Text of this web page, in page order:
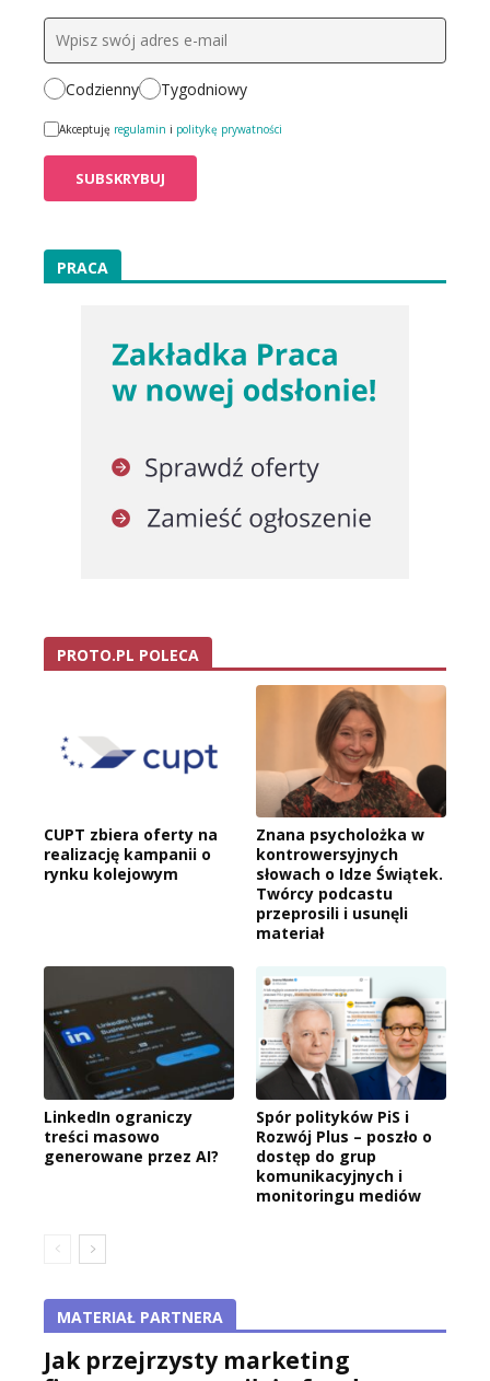
Codzienny Tygodniowy
Akceptuję regulamin i politykę prywatności
PRACA
PROTO.PL POLECA
CUPT zbiera oferty na
realizację kampanii o
rynku kolejowym
Znana psycholożka w
kontrowersyjnych
słowach o Idze Świątek.
Twórcy podcastu
przeprosili i usunęli
materiał
LinkedIn ograniczy
treści masowo
generowane przez AI?
Spór polityków PiS i
Rozwój Plus – poszło o
dostęp do grup
komunikacyjnych i
monitoringu mediów
MATERIAŁ PARTNERA
Jak przejrzysty marketing